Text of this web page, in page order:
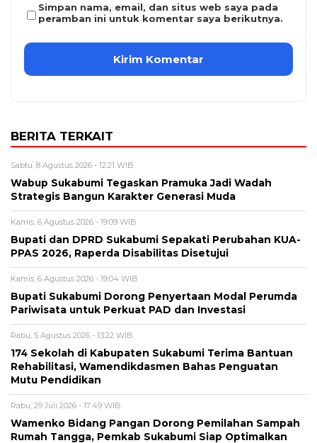
Simpan nama, email, dan situs web saya pada
peramban ini untuk komentar saya berikutnya.
BERITA TERKAIT
Sabtu, 8 Agustus 2026 - 12:21 WIB
Wabup Sukabumi Tegaskan Pramuka Jadi Wadah
Strategis Bangun Karakter Generasi Muda
Kamis, 6 Agustus 2026 - 19:09 WIB
Bupati dan DPRD Sukabumi Sepakati Perubahan KUA-
PPAS 2026, Raperda Disabilitas Disetujui
Kamis, 6 Agustus 2026 - 19:04 WIB
Bupati Sukabumi Dorong Penyertaan Modal Perumda
Pariwisata untuk Perkuat PAD dan Investasi
Rabu, 5 Agustus 2026 - 13:22 WIB
174 Sekolah di Kabupaten Sukabumi Terima Bantuan
Rehabilitasi, Wamendikdasmen Bahas Penguatan
Mutu Pendidikan
Rabu, 29 Juli 2026 - 17:49 WIB
Wamenko Bidang Pangan Dorong Pemilahan Sampah
Rumah Tangga, Pemkab Sukabumi Siap Optimalkan